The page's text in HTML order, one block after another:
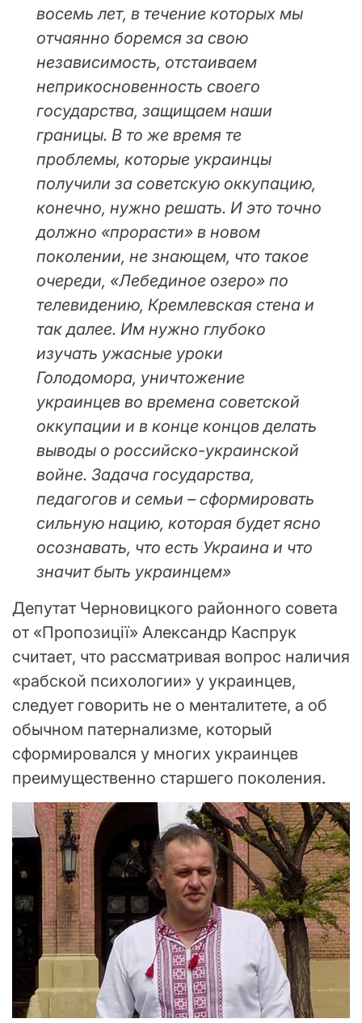
восемь лет, в течение которых мы
отчаянно боремся за свою
независимость, отстаиваем
неприкосновенность своего
государства, защищаем наши
границы. В то же время те
проблемы, которые украинцы
получили за советскую оккупацию,
конечно, нужно решать. И это точно
должно «прорасти» в новом
поколении, не знающем, что такое
очереди, «Лебединое озеро» по
телевидению, Кремлевская стена и
так далее. Им нужно глубоко
изучать ужасные уроки
Голодомора, уничтожение
украинцев во времена советской
оккупации и в конце концов делать
выводы о российско-украинской
войне. Задача государства,
педагогов и семьи – сформировать
сильную нацию, которая будет ясно
осознавать, что есть Украина и что
значит быть украинцем»
Депутат Черновицкого районного совета
от «Пропозиції» Александр Каспрук
считает, что рассматривая вопрос наличия
«рабской психологии» у украинцев,
следует говорить не о менталитете, а об
обычном патернализме, который
сформировался у многих украинцев
преимущественно старшего поколения.